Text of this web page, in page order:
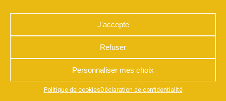
J'accepte
Refuser
Personnaliser mes choix
Politique de cookies Déclaration de confidentialité
Appuyez sur le bouton partager en bas de votre